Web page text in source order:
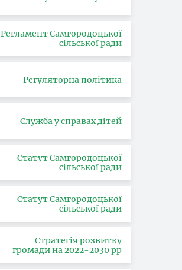
Регламент Самгородоцької
сільської ради
Регуляторна політика
Служба у справах дітей
Статут Самгородоцької
сільської ради
Статут Самгородоцької
сільської ради
Стратегія розвитку
громади на 2022-2030 рр